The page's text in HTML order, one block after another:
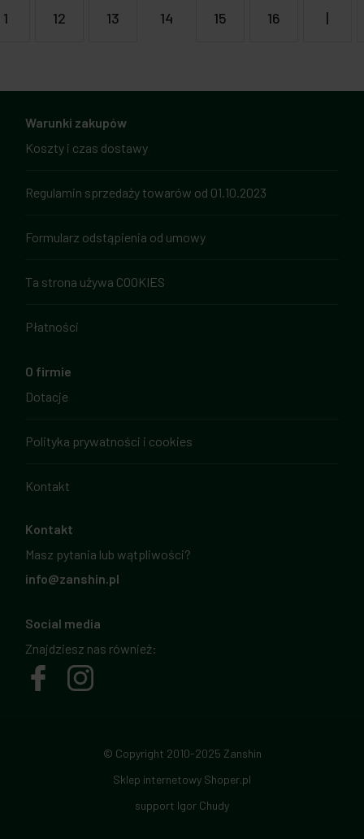
1 12 13 14 15 16 |
Warunki zakupów
Koszty i czas dostawy
Regulamin sprzedaży towarów od 01.10.2023
Formularz odstąpienia od umowy
Ta strona używa COOKIES
Płatności
O firmie
Dotacje
Polityka prywatności i cookies
Kontakt
Kontakt
Masz pytania lub wątpliwości?
info@zanshin.pl
Social media
Znajdziesz nas również:
© Copyright 2010-2025 Zanshin
Sklep internetowy Shoper.pl
support Igor Chudy